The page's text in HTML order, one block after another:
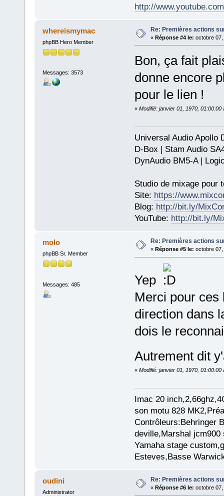
http://
whereismymac
phpBB Hero Member
Messages: 3573
Re: Premières actions
« Réponse #4 le: octobre
Bon, ça fait
donne encore
pour le lien !
« Modifié: janvier 01, 1970, 01:00:00
Universal Audio Apollo
D-Box | Stam Audio
DynAudio BM5-A |
Studio de mixage pour
Site: https://
Blog: http://bit.ly/
YouTube: http://bit.ly/
molo
phpBB Sr. Member
Messages: 485
Re: Premières actions
« Réponse #5 le: octobre
Yep
Merci pour ces
direction dans
dois le
Autrement dit
« Modifié: janvier 01, 1970, 01:00:00
Imac 20
son motu 828
Contrôleurs:Behringer
deville,Marshal jcm900
Yamaha stage
Esteves,Basse
oudini
Administrator
Re: Premières actions
« Réponse #6 le: octobre